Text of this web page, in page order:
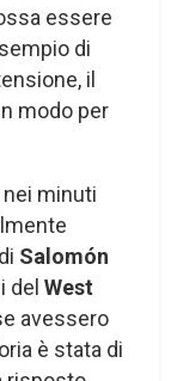
essere
di
il
modo per
minuti
Salomón
del West
avessero
è stata di